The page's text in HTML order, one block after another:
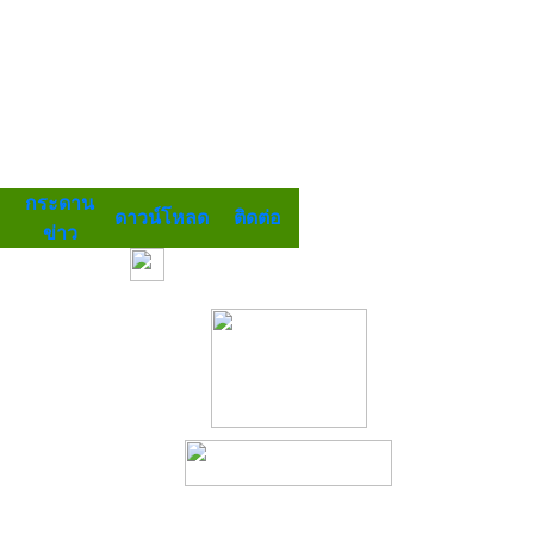
กระดาน
ข่าว
ดาวน์โหลด ติดต่อ